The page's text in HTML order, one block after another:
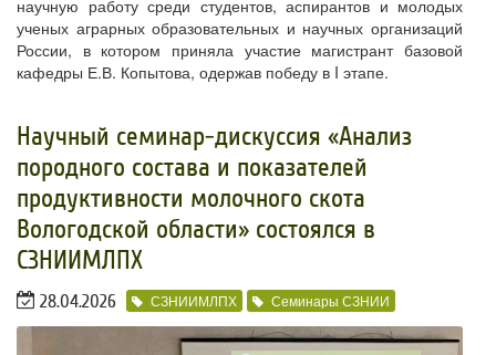
научную работу среди студентов, аспирантов и молодых
ученых аграрных образовательных и научных организаций
России, в котором приняла участие магистрант базовой
кафедры Е.В. Копытова, одержав победу в I этапе.
​Научный семинар-дискуссия «Анализ
породного состава и показателей
продуктивности молочного скота
Вологодской области» состоялся в
СЗНИИМЛПХ
28.04.2026 СЗНИИМЛПХ Семинары СЗНИИ